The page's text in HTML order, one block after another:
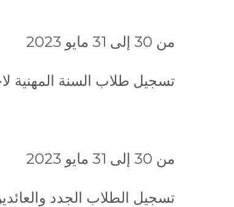
من 30 إلى 31 مايو 2023
تسجيل طلاب السنة المهنية
من 30 إلى 31 مايو 2023
تسجيل الطلاب الجدد والعائدين